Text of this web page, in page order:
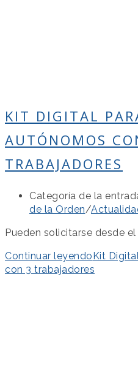
KIT DIGITAL
AUTÓNOMOS
TRABAJADORES
Categoría de la
de la Orden/
Pueden solicitarse desde
Continuar leyendoKit
con 3 trabajadores